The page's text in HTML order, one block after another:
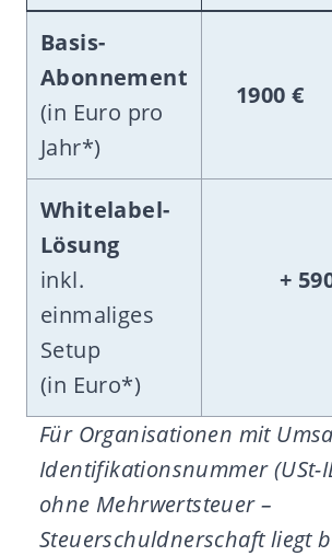
Basis-
Abonnement
(in Euro pro
Jahr*)
1900 €
Whitelabel-
Lösung
inkl.
einmaliges
Setup
(in Euro*)
+
Für Organisationen mit
Identifikationsnummer (USt-
ohne Mehrwertsteuer –
Steuerschuldnerschaft liegt